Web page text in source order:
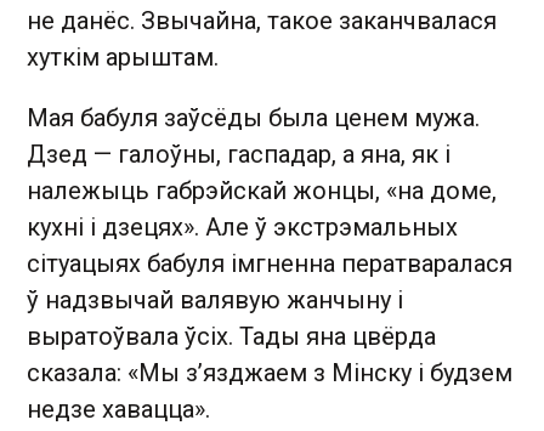
не данёс. Звычайна, такое заканчвалася
хуткім арыштам.
Мая бабуля заўсёды была ценем мужа.
Дзед — галоўны, гаспадар, а яна, як і
належыць габрэйскай жонцы, «на доме,
кухні і дзецях». Але ў экстрэмальных
сітуацыях бабуля імгненна ператваралася
ў надзвычай валявую жанчыну і
выратоўвала ўсіх. Тады яна цвёрда
сказала: «Мы з’язджаем з Мінску і будзем
недзе хавацца».